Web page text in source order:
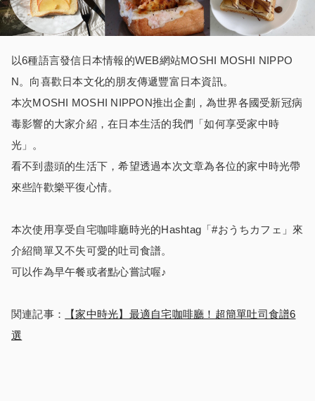
以6種語言發信日本情報的WEB網站MOSHI MOSHI NIPPO
N。向喜歡日本文化的朋友傳遞豐富日本資訊。
本次MOSHI MOSHI NIPPON推出企劃，為世界各國受新冠病
毒影響的大家介紹，在日本生活的我們「如何享受家中時
光」。
看不到盡頭的生活下，希望透過本次文章為各位的家中時光帶
來些許歡樂平復心情。
本次使用享受自宅咖啡廳時光的Hashtag「#おうちカフェ」來
介紹簡單又不失可愛的吐司食譜。
可以作為早午餐或者點心嘗試喔♪
関連記事：
【家中時光】最適自宅咖啡廳！超簡單吐司食譜6
選